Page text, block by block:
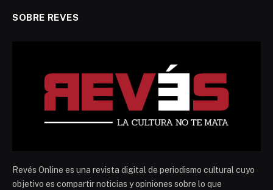
SOBRE REVES
Revés Online es una revista digital de periodismo cultural cuyo
objetivo es compartir noticias y opiniones sobre lo que